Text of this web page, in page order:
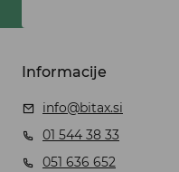
Informacije
info@bitax.si
01 544 38 33
051 636 652